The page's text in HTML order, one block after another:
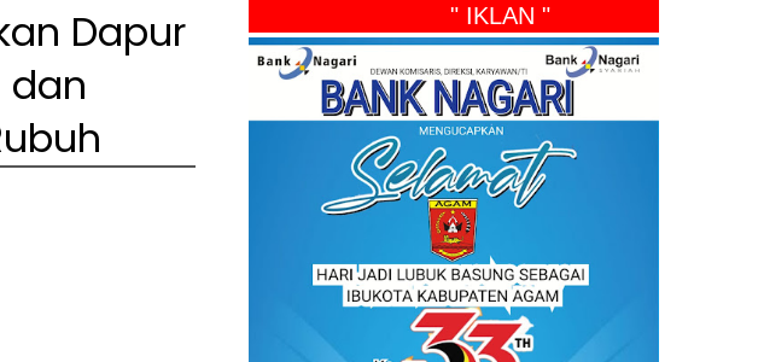
Dapur
dan
" IKLAN "